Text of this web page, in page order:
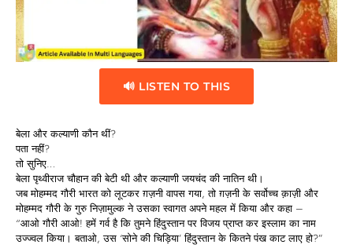
🔊 LISTEN TO THIS
बेला और कल्याणी कौन थीं?
पता नहीं?
तो सुनिए…
बेलापृथ्वीराज चौहान की बेटी थी औरकल्याणीजयचंद की नातिन थी।
जब मोहम्मद गौरी भारत को लूटकर ग़ज़नी वापस गया, तो ग़ज़नी के सर्वोच्च क़ाज़ी और
मोहम्मद गौरी के गुरु निज़ामुल्क ने उसका स्वागत अपने महल में किया और कहा –
“आओ गौरी आओ! हमें गर्व है कि तुमने हिंदुस्तान पर विजय प्राप्त कर इस्लाम का नाम
उज्ज्वल किया। बताओ, उस ‘सोने की चिड़िया’ हिंदुस्तान के कितने पंख काट लाए हो?”